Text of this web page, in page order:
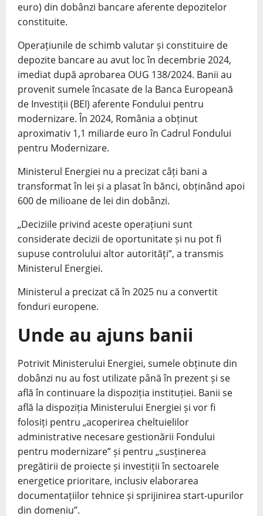
euro) din dobânzi bancare aferente depozitelor
constituite.
Operațiunile de schimb valutar și constituire de
depozite bancare au avut loc în decembrie 2024,
imediat după aprobarea OUG 138/2024. Banii au
provenit sumele încasate de la Banca Europeană
de Investiții (BEI) aferente Fondului pentru
modernizare. În 2024, România a obținut
aproximativ 1,1 miliarde euro în Cadrul Fondului
pentru Modernizare.
Ministerul Energiei nu a precizat câți bani a
transformat în lei și a plasat în bănci, obținând apoi
600 de milioane de lei din dobânzi.
„Deciziile privind aceste operațiuni sunt
considerate decizii de oportunitate și nu pot fi
supuse controlului altor autorități”, a transmis
Ministerul Energiei.
Ministerul a precizat că în 2025 nu a convertit
fonduri europene.
Unde au ajuns banii
Potrivit Ministerului Energiei, sumele obținute din
dobânzi nu au fost utilizate până în prezent și se
află în continuare la dispoziția instituției. Banii se
află la dispoziția Ministerului Energiei și vor fi
folosiți pentru „acoperirea cheltuielilor
administrative necesare gestionării Fondului
pentru modernizare” și pentru „susținerea
pregătirii de proiecte și investiții în sectoarele
energetice prioritare, inclusiv elaborarea
documentațiilor tehnice și sprijinirea start-upurilor
din domeniu”.